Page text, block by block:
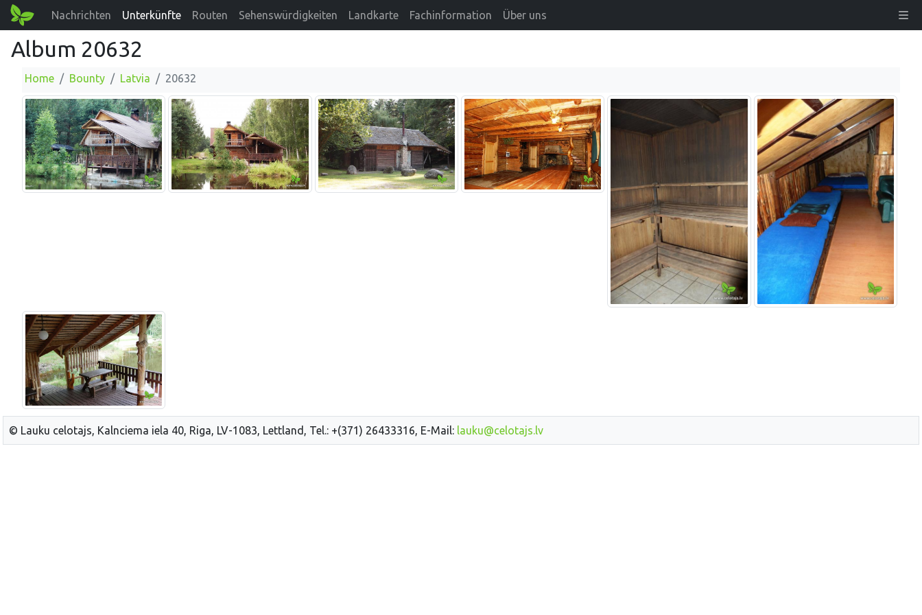
Nachrichten Unterkünfte Routen Sehenswürdigkeiten Landkarte Fachinformation Über uns
Album 20632
Home Bounty Latvia 20632
© Lauku celotajs, Kalnciema iela 40, Riga, LV-1083, Lettland, Tel.: +(371) 26433316, E-Mail: lauku@celotajs.lv